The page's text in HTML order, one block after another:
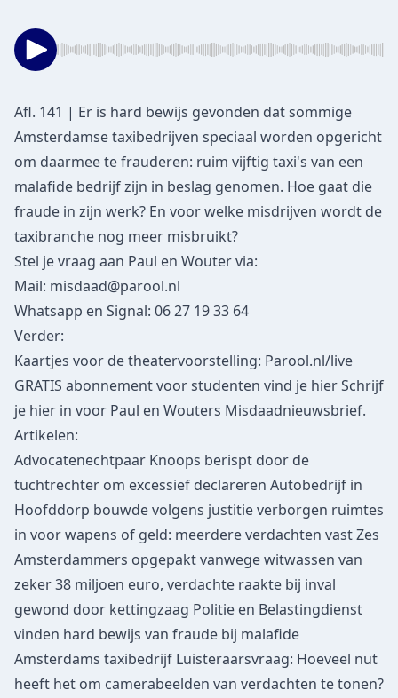
Afl. 141 | Er is hard bewijs gevonden dat sommige
Amsterdamse taxibedrijven speciaal worden opgericht
om daarmee te frauderen: ruim vijftig taxi's van een
malafide bedrijf zijn in beslag genomen. Hoe gaat die
fraude in zijn werk? En voor welke misdrijven wordt de
taxibranche nog meer misbruikt?
Stel je vraag aan Paul en Wouter via:
Mail: misdaad@parool.nl
Whatsapp en Signal: 06 27 19 33 64
Verder:
Kaartjes voor de theatervoorstelling: Parool.nl/live
GRATIS abonnement voor studenten vind je hierSchrijf
je hier in voor Paul en Wouters Misdaadnieuwsbrief.
Artikelen:
Advocatenechtpaar Knoops berispt door de
tuchtrechter om excessief declareren Autobedrijf in
Hoofddorp bouwde volgens justitie verborgen ruimtes
in voor wapens of geld: meerdere verdachten vastZes
Amsterdammers opgepakt vanwege witwassen van
zeker 38 miljoen euro, verdachte raakte bij inval
gewond door kettingzaag Politie en Belastingdienst
vinden hard bewijs van fraude bij malafide
Amsterdams taxibedrijf Luisteraarsvraag: Hoeveel nut
heeft het om camerabeelden van verdachten te tonen?